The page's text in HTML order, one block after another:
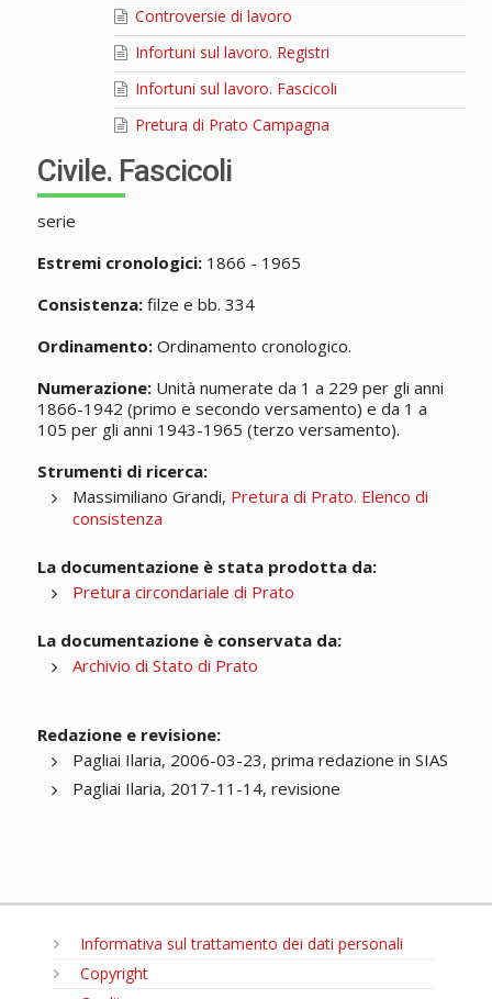
Controversie di lavoro
Infortuni sul lavoro. Registri
Infortuni sul lavoro. Fascicoli
Pretura di Prato Campagna
Civile. Fascicoli
serie
Estremi cronologici:1866 - 1965
Consistenza:filze e bb. 334
Ordinamento:Ordinamento cronologico.
Numerazione:Unità numerate da 1 a 229 per gli anni
1866-1942 (primo e secondo versamento) e da 1 a
105 per gli anni 1943-1965 (terzo versamento).
Strumenti di ricerca:
Massimiliano Grandi, Pretura di Prato. Elenco di
consistenza
La documentazione è stata prodotta da:
Pretura circondariale di Prato
La documentazione è conservata da:
Archivio di Stato di Prato
Redazione e revisione:
Pagliai Ilaria, 2006-03-23, prima redazione in SIAS
Pagliai Ilaria, 2017-11-14, revisione
Informativa sul trattamento dei dati personali
Copyright